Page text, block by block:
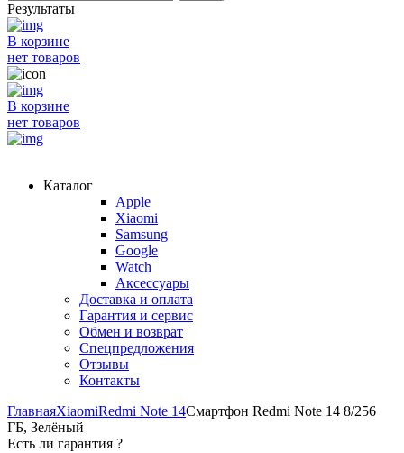
Результаты
В корзине
нет товаров
В корзине
нет товаров
Каталог
Apple
Xiaomi
Samsung
Google
Watch
Аксессуары
Доставка и оплата
Гарантия и сервис
Обмен и возврат
Спецпредложения
Отзывы
Контакты
ГлавнаяXiaomiRedmi Note 14Смартфон Redmi Note 14 8/256
ГБ, Зелёный
Есть ли гарантия ?